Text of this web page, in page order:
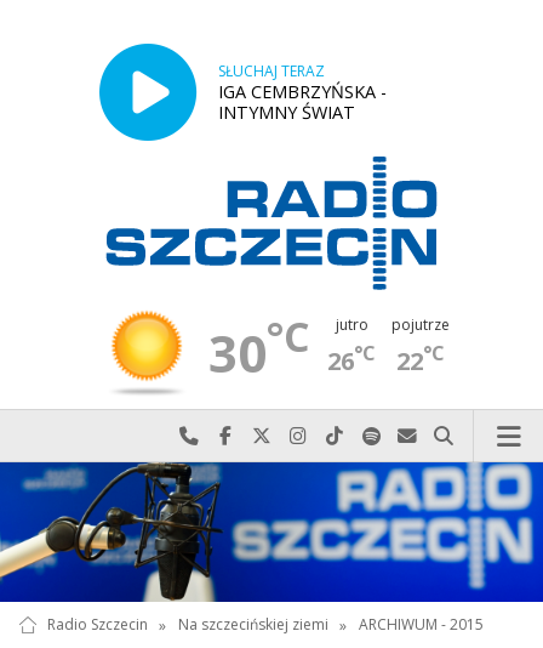
SŁUCHAJ TERAZ
IGA CEMBRZYŃSKA -
INTYMNY ŚWIAT
30°C jutro
26°C
pojutrze
22°C
Najlepiej po prostu do nas zadzwoń
Odwiedź nas na Facebook-u
Odwiedź nas na X
Odwiedź nas na Instagram-ie
Odwiedź nas na TikTok-u
Szukaj nas na Spotify
Wyślij do nas
Szukaj
Radio Szczecin » Na szczecińskiej ziemi » ARCHIWUM - 2015